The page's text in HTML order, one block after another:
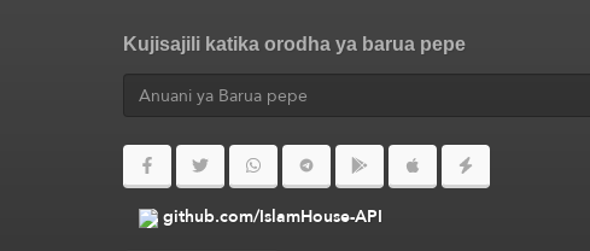
Kujisajili katika orodha ya barua pepe
github.com/IslamHouse-API